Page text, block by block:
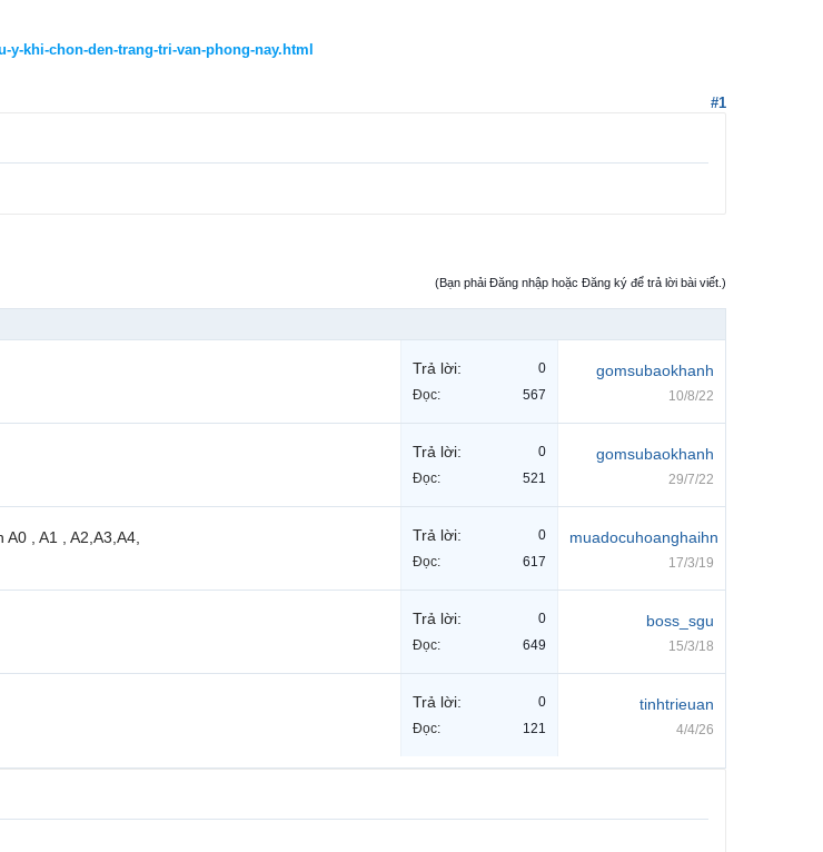
khi-chon-den-trang-tri-van-phong-nay.html
#1
(Bạn phải Đăng nhập hoặc Đăng ký để trả lời bài viết.)
Trả lời:
0
Đọc:
567
gomsubaokhanh
10/8/22
Trả lời:
0
Đọc:
521
gomsubaokhanh
29/7/22
, A1 , A2,A3,A4, Trả lời:
0
Đọc:
617
muadocuhoanghaihn
17/3/19
Trả lời:
0
Đọc:
649
boss_sgu
15/3/18
Trả lời:
0
Đọc:
121
tinhtrieuan
4/4/26